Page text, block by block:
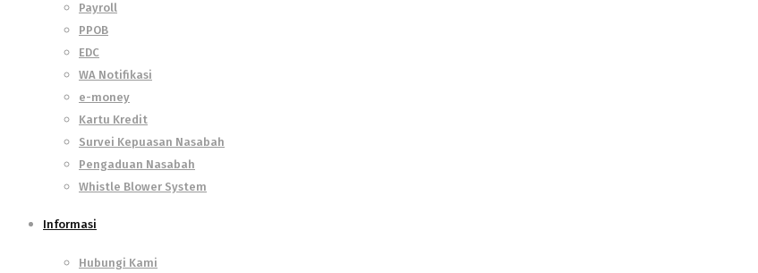
Payroll
PPOB
EDC
WA Notifikasi
e-money
Kartu Kredit
Survei Kepuasan Nasabah
Pengaduan Nasabah
Whistle Blower System
Informasi
Hubungi Kami